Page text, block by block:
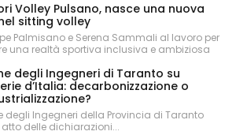
Volley Pulsano, nasce una nuova
sitting volley
Palmisano e Serena Sammali al lavoro per
una realtà sportiva inclusiva e ambiziosa
degli Ingegneri di Taranto su
d’Italia: decarbonizzazione o
degli Ingegneri della Provincia di Taranto
atto delle dichiarazioni...